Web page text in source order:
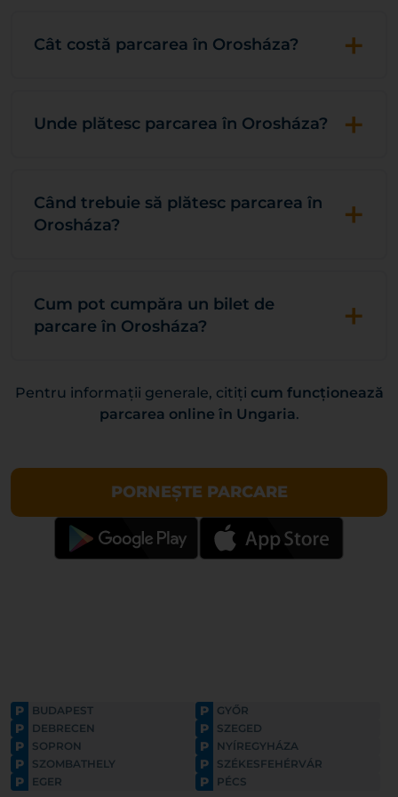
Cât costă parcarea în Orosháza? +
Unde plătesc parcarea în Orosháza? +
Când trebuie să plătesc parcarea în
Orosháza?
+
Cum pot cumpăra un bilet de
parcare în Orosháza?
+
Pentru informații generale, citiți cum funcționează
parcarea online în Ungaria.
PORNEȘTE PARCARE
P BUDAPEST P GYŐR
P DEBRECEN P SZEGED
P SOPRON P NYÍREGYHÁZA
P SZOMBATHELY P SZÉKESFEHÉRVÁR
P EGER P PÉCS